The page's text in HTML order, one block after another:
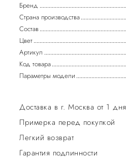
Бренд
Страна производства
Состав
Цвет
Артикул
Код товара
Параметры модели
Доставка в г. Москва от 1 дня
Примерка перед покупкой
Легкий возврат
Гарантия подлинности